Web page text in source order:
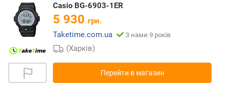
Casio BG-6903-1ER
5 930 грн.
Taketime.com.ua
З нами 9 років
(Харків)
Перейти в магазин